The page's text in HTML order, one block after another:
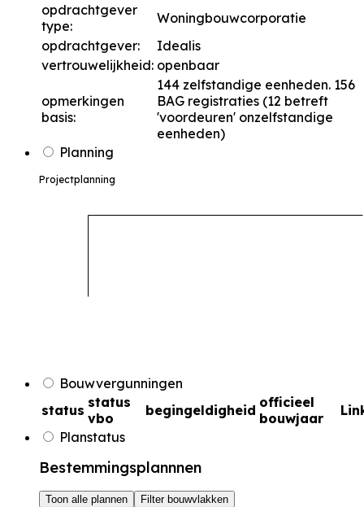
opdrachtgever
type:
Woningbouwcorporatie
opdrachtgever:
Idealis
vertrouwelijkheid: openbaar
opmerkingen
basis:
144 zelfstandige eenheden. 156
BAG registraties (12 betreft
'voordeuren' onzelfstandige
eenheden)
Planning
Projectplanning
Bouwvergunningen
status status
vbo
begingeldigheid officieel
bouwjaar
Planstatus
Bestemmingsplannnen
Toon alle plannen Filter bouwvlakken